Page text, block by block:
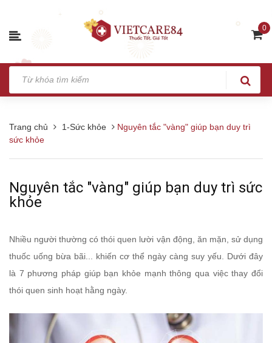
0
Trang chủ 1-Sức khỏe
Nguyên tắc "vàng" giúp bạn duy trì
sức khỏe
Nguyên tắc "vàng" giúp bạn duy trì sức
khỏe
Nhiều người thường có thói quen lười vận động, ăn mặn, sử dụng
thuốc uống bừa bãi... khiến cơ thể ngày càng suy yếu. Dưới đây
là 7 phương pháp giúp bạn khỏe mạnh thông qua việc thay đổi
thói quen sinh hoạt hằng ngày.